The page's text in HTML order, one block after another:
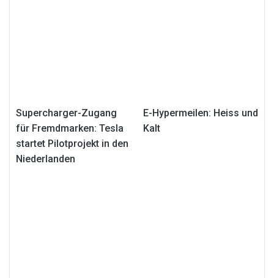
Supercharger-Zugang
für Fremdmarken: Tesla
startet Pilotprojekt in den
Niederlanden
E-Hypermeilen: Heiss und
Kalt